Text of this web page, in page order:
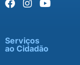
Serviços
ao Cidadão